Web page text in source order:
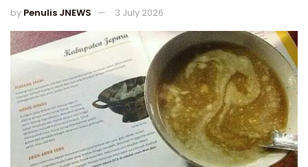
by Penulis JNEWS 3 July 2026